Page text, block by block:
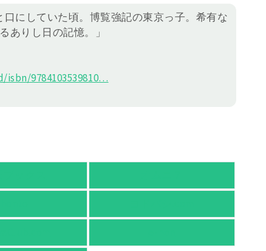
口にしていた頃。博覧強記の東京っ子。希有な
ありし日の記憶。」
isbn/9784103539810…